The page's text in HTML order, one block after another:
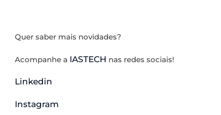
Quer saber mais novidades?
Acompanhe a IASTECH nas redes sociais!
Linkedin
Instagram